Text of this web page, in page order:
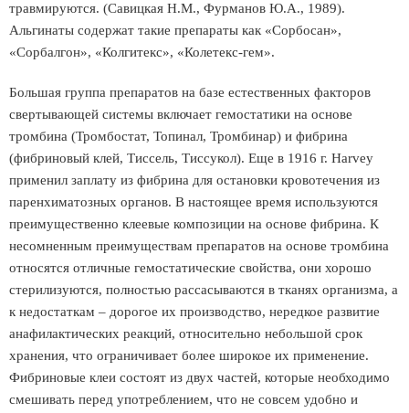
травмируются. (Савицкая Н.М., Фурманов Ю.А., 1989).
Альгинаты содержат такие препараты как «Сорбосан»,
«Сорбалгон», «Колгитекс», «Колетекс-гем».
Большая группа препаратов на базе естественных факторов
свертывающей системы включает гемостатики на основе
тромбина (Тромбостат, Топинал, Тромбинар) и фибрина
(фибриновый клей, Тиссель, Тиссукол). Еще в 1916 г. Harvey
применил заплату из фибрина для остановки кровотечения из
паренхиматозных органов. В настоящее время используются
преимущественно клеевые композиции на основе фибрина. К
несомненным преимуществам препаратов на основе тромбина
относятся отличные гемостатические свойства, они хорошо
стерилизуются, полностью рассасываются в тканях организма, а
к недостаткам – дорогое их производство, нередкое развитие
анафилактических реакций, относительно небольшой срок
хранения, что ограничивает более широкое их применение.
Фибриновые клеи состоят из двух частей, которые необходимо
смешивать перед употреблением, что не совсем удобно и